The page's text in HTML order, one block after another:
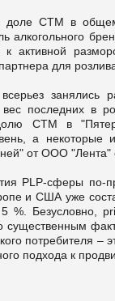
СТМ в общем
алкогольного
к активной
для
занялись
последних в
СТМ в
а некоторые
от ООО "Лента"
PLP-сферы по-
и США уже
%. Безусловно,
существенным
потребителя
подхода к